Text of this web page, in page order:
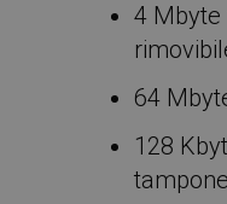
4 Mbyte
64
128
tampone